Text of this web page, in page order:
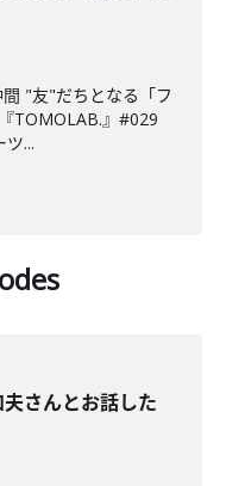
"友"だちとなる「フ
TOMOLAB.』#029
...
さんとお話した